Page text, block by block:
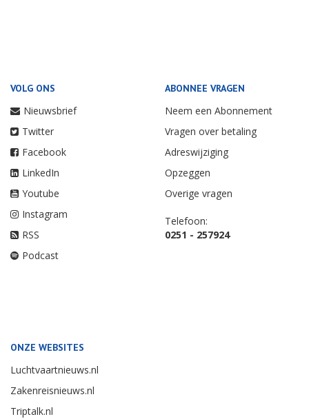
VOLG ONS
Nieuwsbrief
Twitter
Facebook
LinkedIn
Youtube
Instagram
RSS
Podcast
ABONNEE VRAGEN
Neem een Abonnement
Vragen over betaling
Adreswijziging
Opzeggen
Overige vragen
Telefoon:
0251 - 257924
ONZE WEBSITES
Luchtvaartnieuws.nl
Zakenreisnieuws.nl
Triptalk.nl